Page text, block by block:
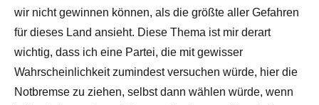
wir nicht gewinnen können, als die größte aller Gefahren
für dieses Land ansieht. Diese Thema ist mir derart
wichtig, dass ich eine Partei, die mit gewisser
Wahrscheinlichkeit zumindest versuchen würde, hier die
Notbremse zu ziehen, selbst dann wählen würde, wenn